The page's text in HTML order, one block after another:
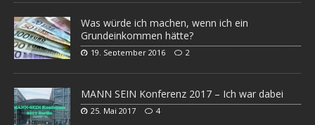
Was würde ich machen, wenn ich ein
Grundeinkommen hätte?
19. September 2016 2
MANN SEIN Konferenz 2017 – Ich war dabei
25. Mai 2017 4